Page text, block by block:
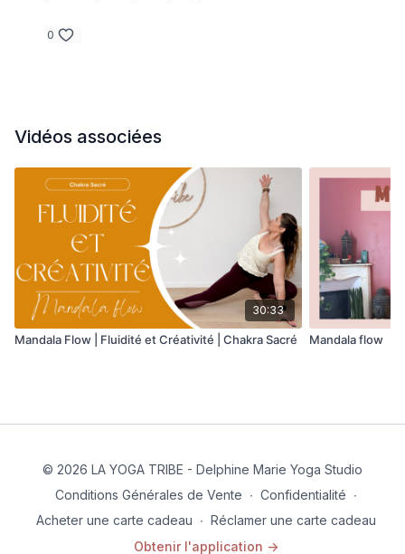
0
Vidéos associées
30:33
Mandala Flow | Fluidité et Créativité | Chakra Sacré Mandala flow
© 2026 LA YOGA TRIBE - Delphine Marie Yoga Studio
Conditions Générales de Vente ∙ Confidentialité ∙
Acheter une carte cadeau ∙ Réclamer une carte cadeau
Obtenir l'application ->